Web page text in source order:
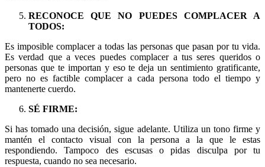
RECONOCE QUE NO PUEDES COMPLACER A
TODOS:
Es imposible complacer a todas las personas que pasan por tu vida.
Es verdad que a veces puedes complacer a tus seres queridos o
personas que te importan y eso te deja un sentimiento gratificante,
pero no es factible complacer a cada persona todo el tiempo y
mantenerte cuerdo.
SÉ FIRME:
Si has tomado una decisión, sigue adelante. Utiliza un tono firme y
mantén el contacto visual con la persona a la que le estas
respondiendo. Tampoco des escusas o pidas disculpa por tu
respuesta, cuando no sea necesario.